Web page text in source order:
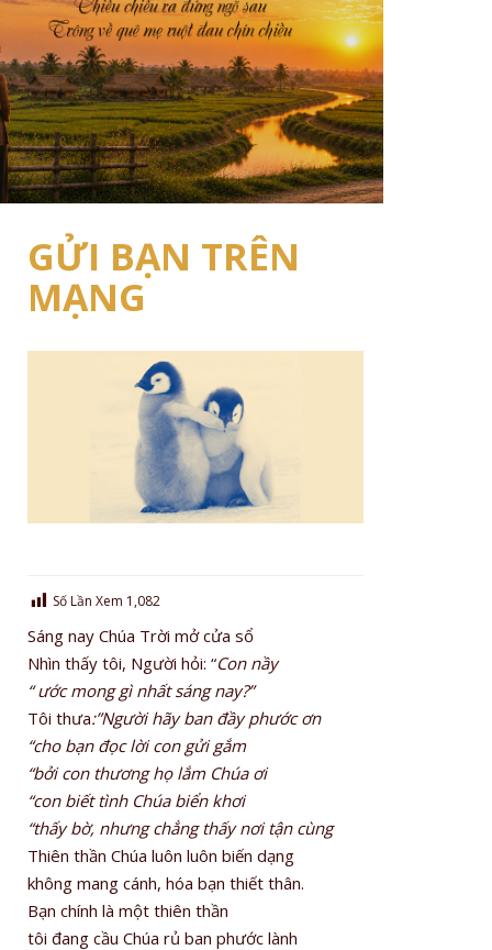
GỬI BẠN TRÊN
MẠNG
Số Lần Xem 1,082
Sáng nay Chúa Trời mở cửa sổ
Nhìn thấy tôi, Người hỏi: “Con nầy
“ ước mong gì nhất sáng nay?”
Tôi thưa:”Người hãy ban đầy phước ơn
“cho bạn đọc lời con gửi gắm
“bởi con thương họ lắm Chúa ơi
“con biết tình Chúa biển khơi
“thấy bờ, nhưng chẳng thấy nơi tận cùng
Thiên thần Chúa luôn luôn biến dạng
không mang cánh, hóa bạn thiết thân.
Bạn chính là một thiên thần
tôi đang cầu Chúa rủ ban phước lành